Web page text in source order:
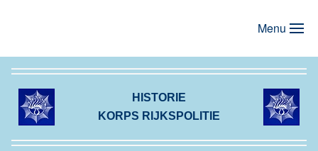
Menu
HISTORIE
KORPS RIJKSPOLITIE